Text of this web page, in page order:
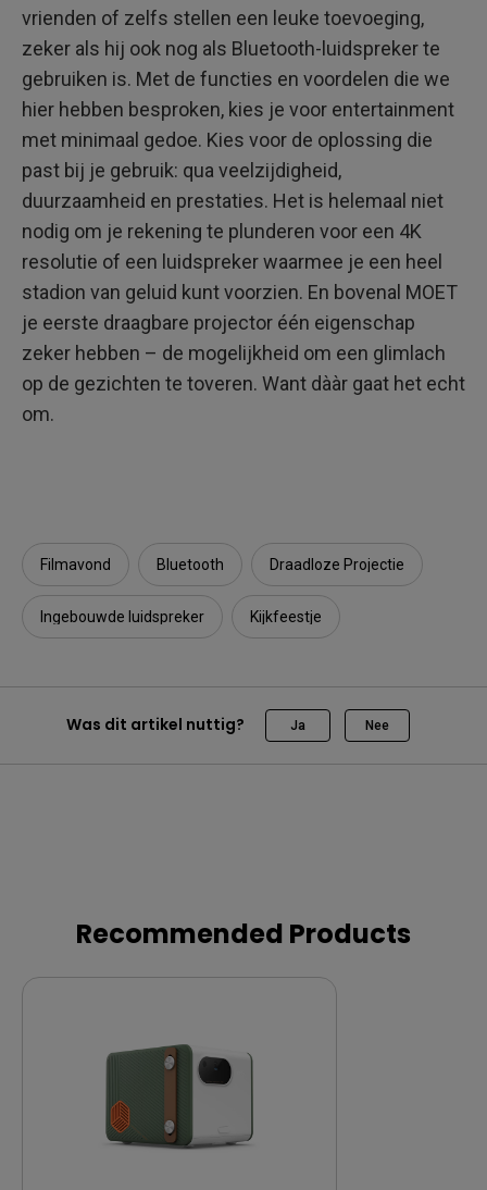
vrienden of zelfs stellen een leuke toevoeging,
zeker als hij ook nog als Bluetooth-luidspreker te
gebruiken is. Met de functies en voordelen die we
hier hebben besproken, kies je voor entertainment
met minimaal gedoe. Kies voor de oplossing die
past bij je gebruik: qua veelzijdigheid,
duurzaamheid en prestaties. Het is helemaal niet
nodig om je rekening te plunderen voor een 4K
resolutie of een luidspreker waarmee je een heel
stadion van geluid kunt voorzien. En bovenal MOET
je eerste draagbare projector één eigenschap
zeker hebben – de mogelijkheid om een glimlach
op de gezichten te toveren. Want dààr gaat het echt
om.
Filmavond Bluetooth Draadloze Projectie
Ingebouwde luidspreker Kijkfeestje
Was dit artikel nuttig? Ja Nee
Recommended Products